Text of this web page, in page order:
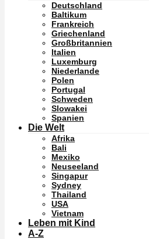
Deutschland
Baltikum
Frankreich
Griechenland
Großbritannien
Italien
Luxemburg
Niederlande
Polen
Portugal
Schweden
Slowakei
Spanien
Die Welt
Afrika
Bali
Mexiko
Neuseeland
Singapur
Sydney
Thailand
USA
Vietnam
Leben mit Kind
A-Z